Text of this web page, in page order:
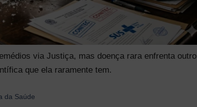
via Justiça, mas doença rara enfrenta outro
que ela raramente tem.
da Saúde